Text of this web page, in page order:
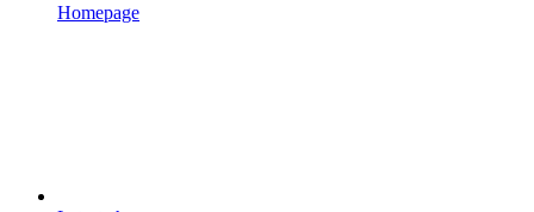
Homepage